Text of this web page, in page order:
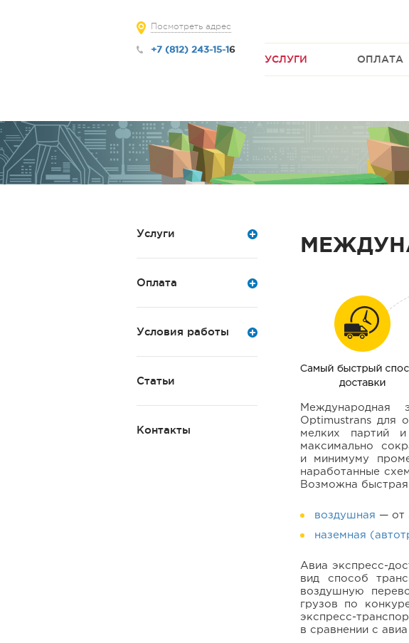
Посмотреть адрес
+7 (812) 243-15-16
УСЛУГИ ОПЛАТА
Услуги
Оплата
Условия работы
Статьи
Контакты
Международная
Optimustrans для
мелких партий
максимально
и минимуму
наработанные
Возможна быстрая
воздушная — от
наземная
Авиа экспресс-
вид способ
воздушную
грузов по
экспресс-
в сравнении с